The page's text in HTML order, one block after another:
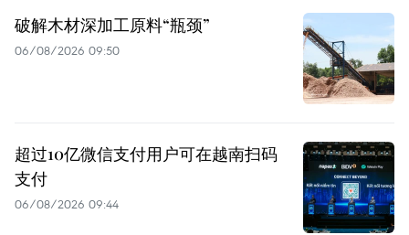
破解木材深加工原料“瓶颈”
06/08/2026 09:50
超过10亿微信支付用户可在越南扫码
支付
06/08/2026 09:44